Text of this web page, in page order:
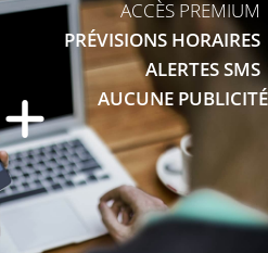
ACCÈS PREMIUM
PRÉVISIONS HORAIRES
ALERTES SMS
AUCUNE PUBLICITÉ